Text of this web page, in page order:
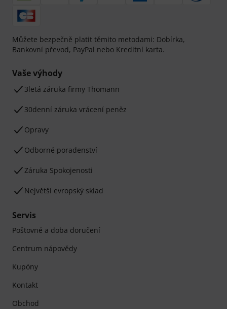
Můžete bezpečně platit těmito metodami: Dobírka,
Bankovní převod, PayPal nebo Kreditní karta.
Vaše výhody
3letá záruka firmy Thomann
30denní záruka vrácení peněz
Opravy
Odborné poradenství
Záruka Spokojenosti
Největší evropský sklad
Servis
Poštovné a doba doručení
Centrum nápovědy
Kupóny
Kontakt
Obchod